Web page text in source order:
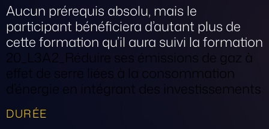
Aucun prérequis absolu, mais le
participant bénéficiera d’autant plus de
cette formation qu’il aura suivi la formation
20_L3A2_Réduire ses émissions de gaz à
effet de serre liées à la consommation
d’énergie en intégrant des investissements
DURÉE